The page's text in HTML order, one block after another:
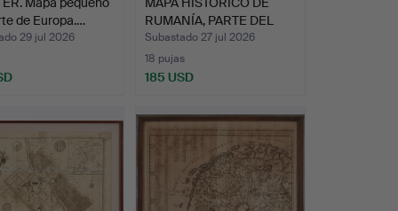
de Europa.…
29 jul 2026
RUMANÍA, PARTE DEL
MAR N…
Subastado 27 jul 2026
18 pujas
185 USD